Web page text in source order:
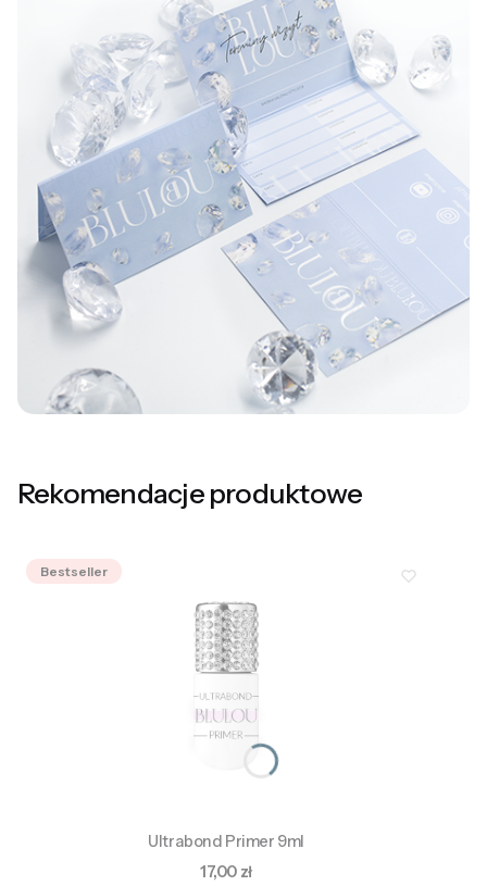
Rekomendacje produktowe
Bestseller
Ultrabond Primer 9ml
Cena
17,00 zł